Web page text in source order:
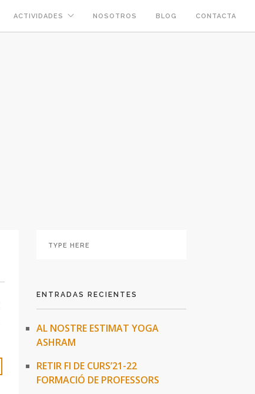
ACTIVIDADES NOSOTROS BLOG CONTACTA
ENTRADAS RECIENTES
AL NOSTRE ESTIMAT YOGA
ASHRAM
RETIR FI DE CURS’21-22
FORMACIÓ DE PROFESSORS